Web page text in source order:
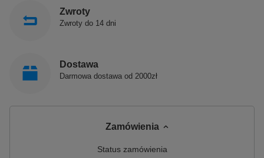
Zwroty
Zwroty do 14 dni
Dostawa
Darmowa dostawa od 2000zł
Zamówienia
Status zamówienia